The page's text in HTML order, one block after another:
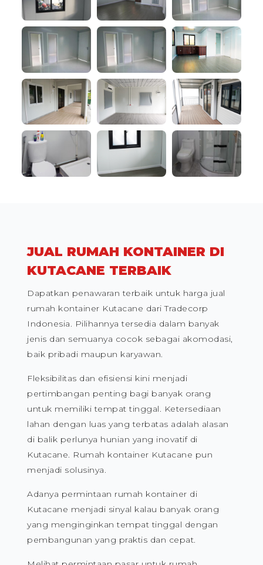
JUAL RUMAH KONTAINER DI
KUTACANE TERBAIK
Dapatkan penawaran terbaik untuk harga jual
rumah kontainer Kutacane dari Tradecorp
Indonesia. Pilihannya tersedia dalam banyak
jenis dan semuanya cocok sebagai akomodasi,
baik pribadi maupun karyawan.
Fleksibilitas dan efisiensi kini menjadi
pertimbangan penting bagi banyak orang
untuk memiliki tempat tinggal. Ketersediaan
lahan dengan luas yang terbatas adalah alasan
di balik perlunya hunian yang inovatif di
Kutacane. Rumah kontainer Kutacane pun
menjadi solusinya.
Adanya permintaan rumah kontainer di
Kutacane menjadi sinyal kalau banyak orang
yang menginginkan tempat tinggal dengan
pembangunan yang praktis dan cepat.